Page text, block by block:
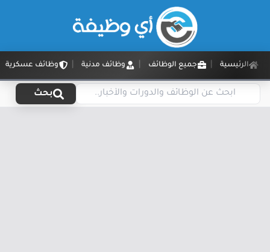
الرئيسية جميع الوظائف وظائف مدنية وظائف عسكرية
بحث